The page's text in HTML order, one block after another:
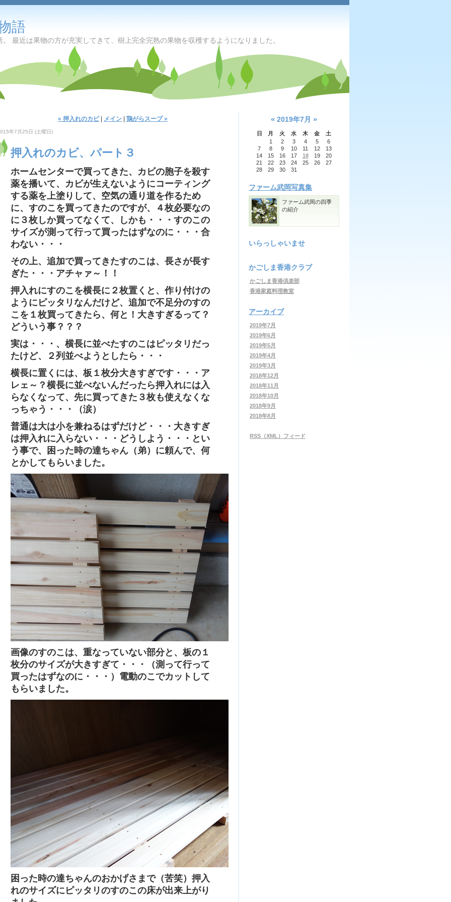
語
最近は果物の方が充実してきて、樹上完全完熟の果物を収穫するようになりました。
« 押入れのカビ| メイン 鶏がらスープ »
年7月25日 (土曜日)
押入れのカビ、パート３
ホームセンターで買ってきた、カビの胞子を殺す
薬を播いて、カビが生えないようにコーティング
する薬を上塗りして、空気の通り道を作るため
に、すのこを買ってきたのですが、４枚必要なの
に３枚しか買ってなくて、しかも・・・すのこの
サイズが測って行って買ったはずなのに・・・合
わない・・・
その上、追加で買ってきたすのこは、長さが長す
ぎた・・・アチャァ～！！
押入れにすのこを横長に２枚置くと、作り付けの
ようにピッタリなんだけど、追加で不足分のすの
こを１枚買ってきたら、何と！大きすぎるって？
どういう事？？？
実は・・・、横長に並べたすのこはピッタリだっ
たけど、２列並べようとしたら・・・
横長に置くには、板１枚分大きすぎです・・・ア
レェ～？横長に並べないんだったら押入れには入
らなくなって、先に買ってきた３枚も使えなくな
っちゃう・・・（涙）
普通は大は小を兼ねるはずだけど・・・大きすぎ
は押入れに入らない・・・どうしよう・・・とい
う事で、困った時の達ちゃん（弟）に頼んで、何
とかしてもらいました。
画像のすのこは、重なっていない部分と、板の１
枚分のサイズが大きすぎて・・・（測って行って
買ったはずなのに・・・）電動のこでカットして
もらいました。
困った時の達ちゃんのおかげさまで（苦笑）押入
れのサイズにピッタリのすのこの床が出来上がり
« 2019年7月 »
日 月 火 水 木 金
土
1
2 3 4 5
6
7
8 9 10 11 12
13
14
15 16 17 18 19
20
21
22 23 24 25 26
27
28
29 30 31
ファーム武岡写真集
ファーム武岡の四季
の紹介
いらっしゃいませ
かごしま香港クラブ
かごしま香港倶楽部
香港家庭料理教室
アーカイブ
2019年7月
2019年6月
2019年5月
2019年4月
2019年3月
2018年12月
2018年11月
2018年10月
2018年9月
2018年8月
RSS（XML）フィード